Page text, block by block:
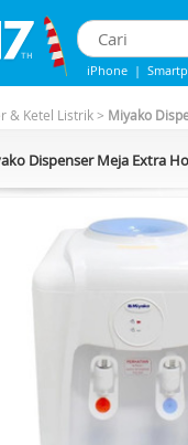
iPhone |
& Ketel Listrik> Miyako
Dispenser Meja Extra